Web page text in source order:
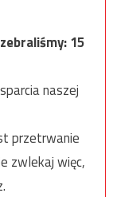
15
naszej
przetrwanie
zwlekaj więc,